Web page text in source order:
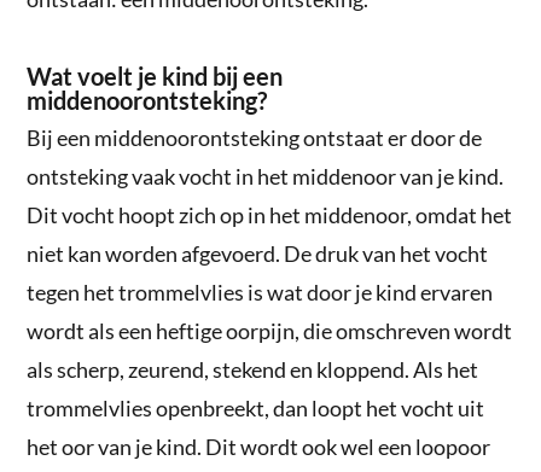
Wat voelt je kind bij een
middenoorontsteking?
Bij een middenoorontsteking ontstaat er door de
ontsteking vaak vocht in het middenoor van je kind.
Dit vocht hoopt zich op in het middenoor, omdat het
niet kan worden afgevoerd. De druk van het vocht
tegen het trommelvlies is wat door je kind ervaren
wordt als een heftige oorpijn, die omschreven wordt
als scherp, zeurend, stekend en kloppend. Als het
trommelvlies openbreekt, dan loopt het vocht uit
het oor van je kind. Dit wordt ook wel een loopoor